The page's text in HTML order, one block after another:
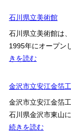
祭
川
立
伝
業
工
芸
館
石川県立美術館
石川県立美術館は
1995年にオープン
きを読む:
川
立
美
術
金沢市立安江金箔
金沢市立安江金箔
石川県金沢市東山
続きを読む: